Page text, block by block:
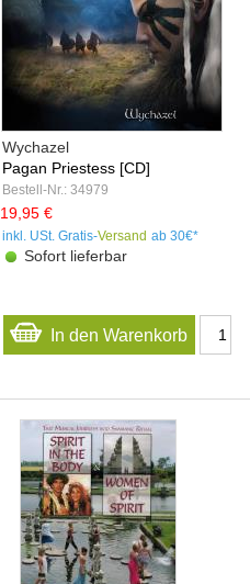
Wychazel
Pagan Priestess [CD]
Bestell-Nr.: 34979
19,95 €
inkl. USt. Gratis-Versand ab 30€*
Sofort lieferbar
In den Warenkorb